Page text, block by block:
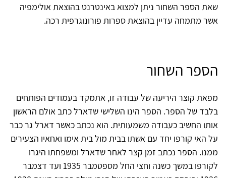
שאת הספר השחור ניתן למצוא באינטרנט בהוצאת אולימפיה
אשר מתמחה עדיין בהוצאת ספרות פורונוגרפית רכה.
הספר השחור
מפאת קוצר היריעה של עבודה זו, אתמקד בעמודים הפותחים
בלבד של הספר. הספר הינו השלישי שדארל כתב אולם הראשון
אותו החשיב כעבודה משמעותית. הוא נכתב כאשר דארל גר כבר
על האי קורפו יחד עם אשתו בבית מול בית אימו ואחאיו הצעירים
ממנו. הספר נכתב זמן קצר לאחר שדארל ומשפחתו היגרו
לקורפו במשך כשנה וחצי החל מספטמבר 1935 ועד דצמבר